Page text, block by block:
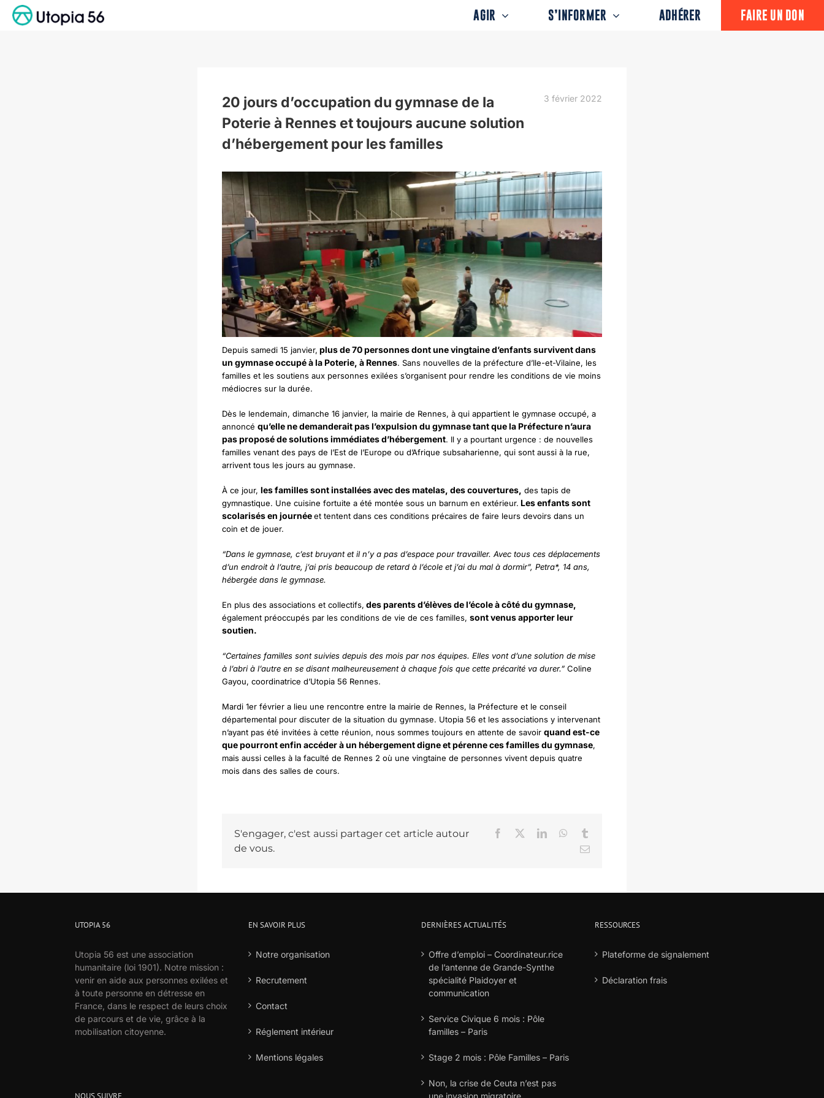
Passer
AGIR S’INFORMER ADHÉRER FAIRE UN DON
3 février 2022
20 jours d’occupation du gymnase de la
Poterie à Rennes et toujours aucune solution
d’hébergement pour les familles
Voir
l'image
agrandie
Depuis samedi 15 janvier, plus de 70 personnes dont une vingtaine d’enfants survivent dans
un gymnase occupé à la Poterie, à Rennes. Sans nouvelles de la préfecture d’Ile-et-Vilaine, les
familles et les soutiens aux personnes exilées s’organisent pour rendre les conditions de vie moins
médiocres sur la durée.
Dès le lendemain, dimanche 16 janvier, la mairie de Rennes, à qui appartient le gymnase occupé, a
annoncé qu’elle ne demanderait pas l’expulsion du gymnase tant que la Préfecture n’aura
pas proposé de solutions immédiates d’hébergement. Il y a pourtant urgence : de nouvelles
familles venant des pays de l’Est de l’Europe ou d’Afrique subsaharienne, qui sont aussi à la rue,
arrivent tous les jours au gymnase.
À ce jour, les familles sont installées avec des matelas, des couvertures, des tapis de
gymnastique. Une cuisine fortuite a été montée sous un barnum en extérieur. Les enfants sont
scolarisés en journéeet tentent dans ces conditions précaires de faire leurs devoirs dans un
coin et de jouer.
“Dans le gymnase, c’est bruyant et il n’y a pas d’espace pour travailler. Avec tous ces déplacements
d’un endroit à l’autre, j’ai pris beaucoup de retard à l’école et j’ai du mal à dormir”, Petra*, 14 ans,
hébergée dans le gymnase.
En plus des associations et collectifs, des parents d’élèves de l’école à côté du gymnase,
également préoccupés par les conditions de vie de ces familles, sont venus apporter leur
soutien.
“Certaines familles sont suivies depuis des mois par nos équipes. Elles vont d’une solution de mise
à l’abri à l’autre en se disant malheureusement à chaque fois que cette précarité va durer.” Coline
Gayou, coordinatrice d’Utopia 56 Rennes.
Mardi 1er février a lieu une rencontre entre la mairie de Rennes, la Préfecture et le conseil
départemental pour discuter de la situation du gymnase. Utopia 56 et les associations y intervenant
n’ayant pas été invitées à cette réunion, nous sommes toujours en attente de savoir quand est-ce
que pourront enfin accéder à un hébergement digne et pérenne ces familles du gymnase,
mais aussi celles à la faculté de Rennes 2 où une vingtaine de personnes vivent depuis quatre
mois dans des salles de cours.
S'engager, c'est aussi partager cet article autour
de vous.
Facebook LinkedInWhatsApp
Email
UTOPIA 56
Utopia 56 est une association
humanitaire (loi 1901). Notre mission :
venir en aide aux personnes exilées et
à toute personne en détresse en
France, dans le respect de leurs choix
de parcours et de vie, grâce à la
mobilisation citoyenne.
EN SAVOIR PLUS
Notre organisation
Recrutement
Contact
Réglement intérieur
Mentions légales
DERNIÈRES ACTUALITÉS
Offre d’emploi – Coordinateur.rice
de l’antenne de Grande-Synthe
spécialité Plaidoyer et
communication
Service Civique 6 mois : Pôle
familles – Paris
Stage 2 mois : Pôle Familles – Paris
Non, la crise de Ceuta n’est pas
RESSOURCES
Plateforme de signalement
Déclaration frais